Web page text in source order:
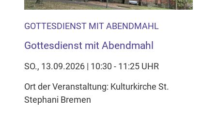
GOTTESDIENST MIT ABENDMAHL
Gottesdienst mit Abendmahl
SO., 13.09.2026 | 10:30 - 11:25 UHR
Ort der Veranstaltung: Kulturkirche St.
Stephani Bremen